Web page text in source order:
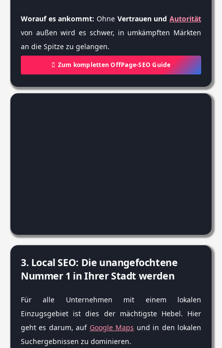
Worauf es ankommt: Ohne Vertrauen undAutorität
von außen wird es schwer, in umkämpften Märkten
an die Spitze zu gelangen.
Zum kompletten OffPage-SEO Guide
3. Local SEO: Die unangefochtene
Nummer 1 in Ihrer Stadt werden
Für alle Unternehmen mit einem lokalen
Einzugsgebiet ist dies der mächtigste Hebel. Hier
geht es darum, auf Google Maps und in den lokalen
Suchergebnissen zu dominieren.